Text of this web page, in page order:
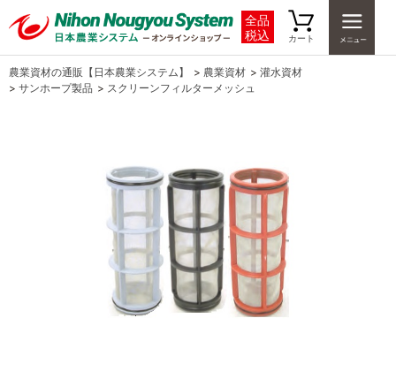
全品
税込
カート
農業資材の通販【日本農業システム】 > 農業資材 > 灌水資材
> サンホープ製品 > スクリーンフィルターメッシュ